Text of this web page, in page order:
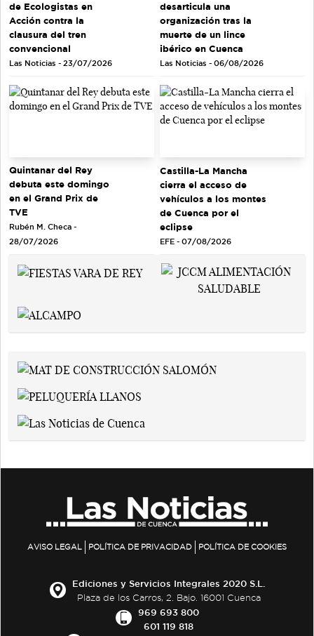
de Ecologistas en
Acción contra la
clausura del tren
convencional
Las Noticias - 23/07/2026
desarticula una
organización tras la
muerte de un lince
ibérico en Cuenca
Las Noticias - 06/08/2026
Quintanar del Rey
debuta este domingo
en el Grand Prix de
TVE
Rubén M. Checa -
28/07/2026
Castilla-La Mancha
cierra el acceso de
vehículos a los montes
de Cuenca por el
eclipse
EFE - 07/08/2026
AVISO LEGAL POLÍTICA DE PRIVACIDAD POLÍTICA DE COOKIES
Ediciones y Servicios Integrales 2020 S.L.
Plaza de los Carros, 2. Bajo. 16001 Cuenca
969 693 800
601 119 818